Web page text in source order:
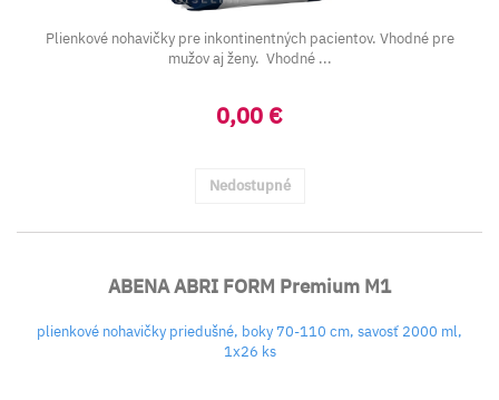
Plienkové nohavičky pre inkontinentných pacientov. Vhodné pre
mužov aj ženy. Vhodné ...
0,00 €
Nedostupné
ABENA ABRI FORM Premium M1
plienkové nohavičky priedušné, boky 70-110 cm, savosť 2000 ml,
1x26 ks